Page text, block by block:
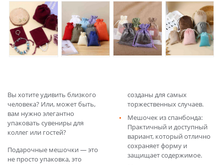
Вы хотите удивить близкого
человека? Или, может быть,
вам нужно элегантно
упаковать сувениры для
коллег или гостей?
Подарочные мешочки — это
не просто упаковка, это
созданы для самых
торжественных случаев.
Мешочек из спанбонда:
Практичный и доступный
вариант, который отлично
сохраняет форму и
защищает содержимое.